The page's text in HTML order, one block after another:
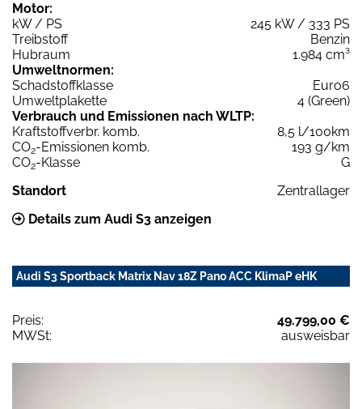
Motor:
kW / PS
245 kW / 333 PS
Treibstoff
Benzin
Hubraum
1.984 cm³
Umweltnormen:
Schadstoffklasse
Euro6
Umweltplakette
4 (Green)
Verbrauch und Emissionen nach WLTP:
Kraftstoffverbr. komb.
8,5 l/100km
CO2-Emissionen komb.
193 g/km
CO2-Klasse
G
Standort
Zentrallager
Details zum Audi S3 anzeigen
Audi S3 Sportback Matrix Nav 18Z Pano ACC KlimaP eHK
Preis:
49.799,00 €
MWSt:
ausweisbar